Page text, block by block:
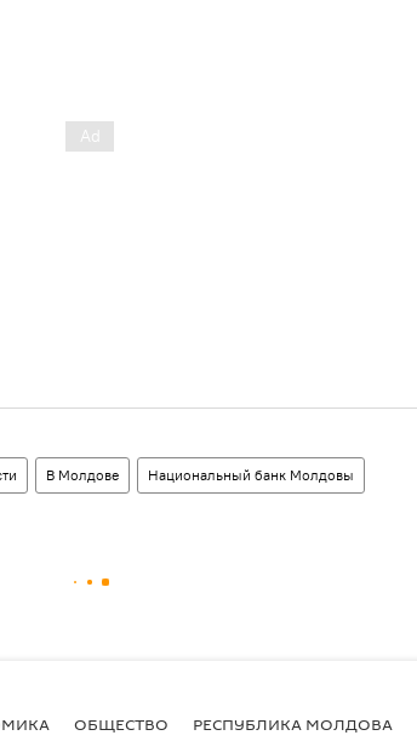
В Молдове Национальный банк Молдовы
ОБЩЕСТВО РЕСПУБЛИКА МОЛДОВА